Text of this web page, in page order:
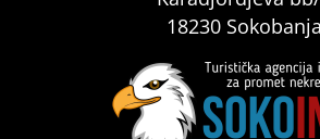
18230 Sokobanja